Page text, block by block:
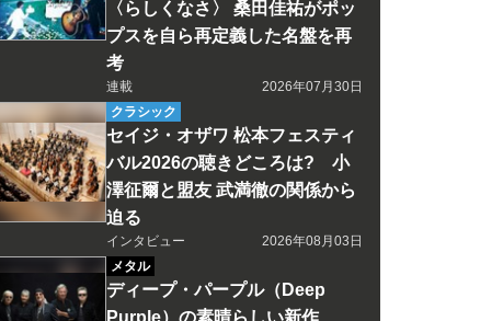
〈らしくなさ〉 桑田佳祐がポッ
プスを自ら再定義した名盤を再
考
連載
2026年07月30日
クラシック
セイジ・オザワ 松本フェスティ
バル2026の聴きどころは? 小
澤征爾と盟友 武満徹の関係から
迫る
インタビュー
2026年08月03日
メタル
ディープ・パープル（Deep
Purple）の素晴らしい新作